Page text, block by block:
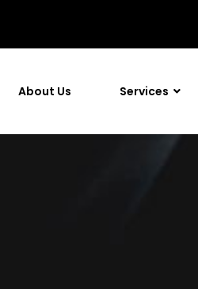
About Us Services